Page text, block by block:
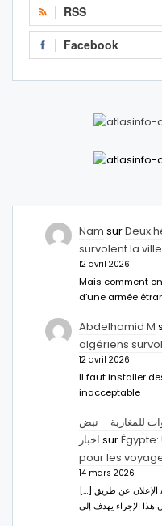
RSS
Facebook
Nam surDeux
survolent la
12 avril 2026
Mais comment
d’une armée
Abdelhamid M
algériens
12 avril 2026
Il faut installer
inacceptable
للمغاربة – نبض
اخبار sur
pour les
14 mars 2026
[…] الإعلان عن طريق Ahmed Abdel-Latifسفير مصر بالرباط.